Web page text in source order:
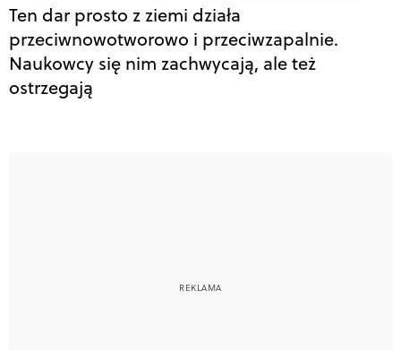
Ten dar prosto z ziemi działa
przeciwnowotworowo i przeciwzapalnie.
Naukowcy się nim zachwycają, ale też
ostrzegają